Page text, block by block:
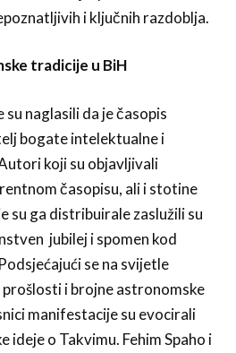
i ključnih razdoblja.
tradicije u BiH
naglasili da je časopis
bogate intelektualne i
koji su objavljivali
časopisu, ali i stotine
su ga distribuirale zaslužili su
jubilej i spomen kod
se na svijetle
i brojne astronomske
manifestacije su evocirali
ideje o Takvimu. Fehim Spaho i